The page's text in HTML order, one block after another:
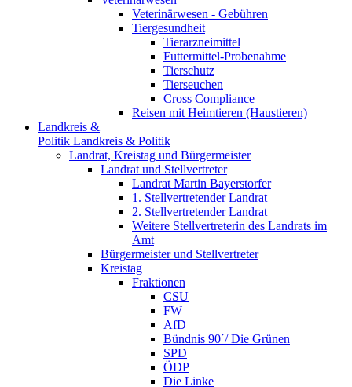
Veterinärwesen - Gebühren
Tiergesundheit
Tierarzneimittel
Futtermittel-Probenahme
Tierschutz
Tierseuchen
Cross Compliance
Reisen mit Heimtieren (Haustieren)
Landkreis &
Politik Landkreis & Politik
Landrat, Kreistag und Bürgermeister
Landrat und Stellvertreter
Landrat Martin Bayerstorfer
1. Stellvertretender Landrat
2. Stellvertretender Landrat
Weitere Stellvertreterin des Landrats im
Amt
Bürgermeister und Stellvertreter
Kreistag
Fraktionen
CSU
FW
AfD
Bündnis 90´/ Die Grünen
SPD
ÖDP
Die Linke